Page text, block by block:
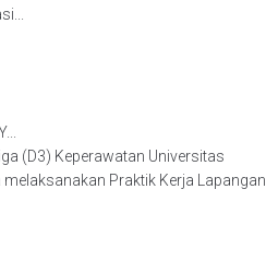
(D3) Keperawatan Universitas
Praktik Kerja Lapangan